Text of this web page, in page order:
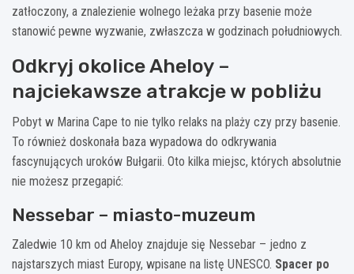
zatłoczony, a znalezienie wolnego leżaka przy basenie może
stanowić pewne wyzwanie, zwłaszcza w godzinach południowych.
Odkryj okolice Aheloy –
najciekawsze atrakcje w pobliżu
Pobyt w Marina Cape to nie tylko relaks na plaży czy przy basenie.
To również doskonała baza wypadowa do odkrywania
fascynujących uroków Bułgarii. Oto kilka miejsc, których absolutnie
nie możesz przegapić:
Nessebar – miasto-muzeum
Zaledwie 10 km od Aheloy znajduje się Nessebar – jedno z
najstarszych miast Europy, wpisane na listę UNESCO. Spacer po